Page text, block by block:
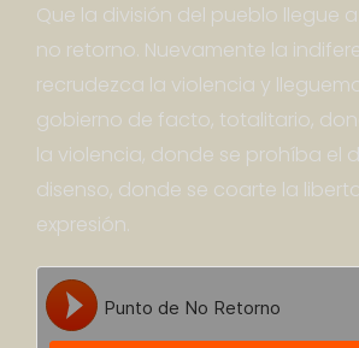
Que la división del pueblo llegue
no retorno. Nuevamente la
recrudezca la violencia y
gobierno de facto, totalitario,
la violencia, donde se prohíba el
disenso, donde se coarte la
expresión.